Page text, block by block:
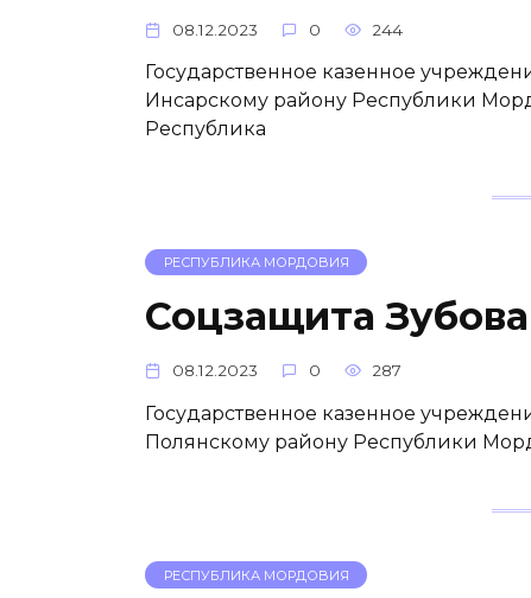
08.12.2023 0 244
Государственное казенное
Инсарскому району Республики
Республика
РЕСПУБЛИКА МОРДОВИЯ
Соцзащита
08.12.2023 0 287
Государственное казенное
Полянскому району Республики
РЕСПУБЛИКА МОРДОВИЯ